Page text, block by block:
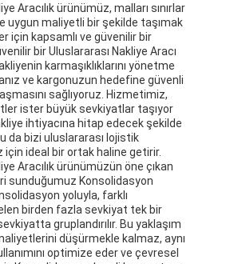
Aracılık ürünümüz, malları sınırlar
uygun maliyetli bir şekilde taşımak
için kapsamlı ve güvenilir bir
bir Uluslararası Nakliye Aracı
karmaşıklıklarını yönetme
ve kargonuzun hedefine güvenli
sağlıyoruz. Hizmetimiz,
ister büyük sevkiyatlar taşıyor
ihtiyacına hitap edecek şekilde
da bizi uluslararası lojistik
ideal bir ortak haline getirir.
Aracılık ürünümüzün öne çıkan
sunduğumuz Konsolidasyon
yoluyla, farklı
birden fazla sevkiyat tek bir
gruplandırılır. Bu yaklaşım
düşürmekle kalmaz, aynı
optimize eder ve çevresel